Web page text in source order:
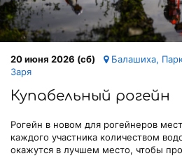
20 июня 2026 (сб)
Балашиха,
Заря
Купабельный рогейн
Рогейн в новом для рогейнеров
каждого участника количеством
окажутся в лучшем место, чтобы